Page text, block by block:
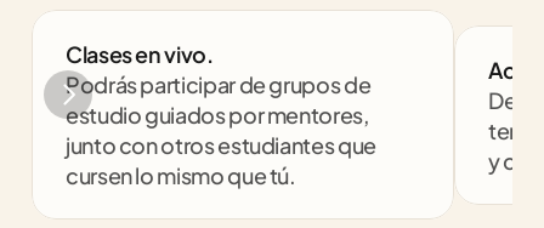
Clases en vivo.
Podrás participar de grupos de
estudio guiados por mentores,
junto con otros estudiantes que
cursen lo mismo que tú.
y